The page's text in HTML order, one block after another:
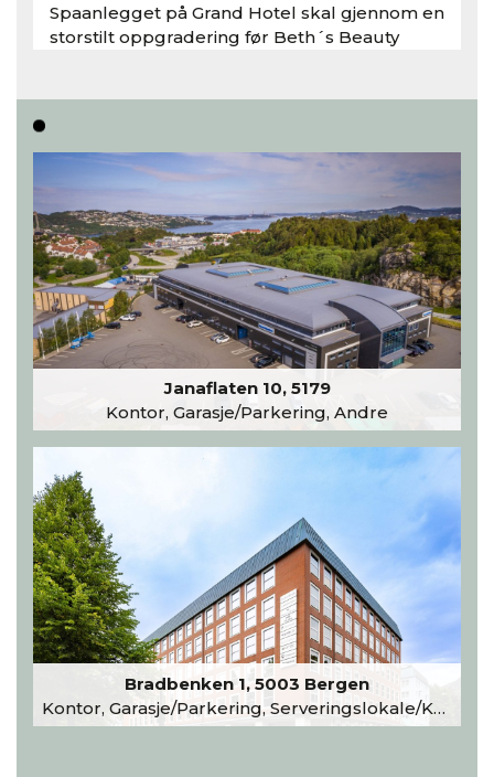
Spaanlegget på Grand Hotel skal gjennom en
storstilt oppgradering før Beth´s Beauty
Les hele artikkelen
Janaflaten 10, 5179
Kontor, Garasje/Parkering, Andre
Bradbenken 1, 5003 Bergen
Kontor, Garasje/Parkering, Serveringslokale/Kantine, Undervisning/Arrangement